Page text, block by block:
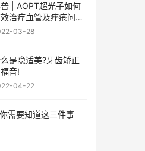
| AOPT超光子如何
治疗血管及痤疮问
03-28
是隐适美?牙齿矫正
音!
04-22
需要知道这三件事